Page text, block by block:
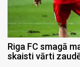
Riga FC smagā
skaisti vārti